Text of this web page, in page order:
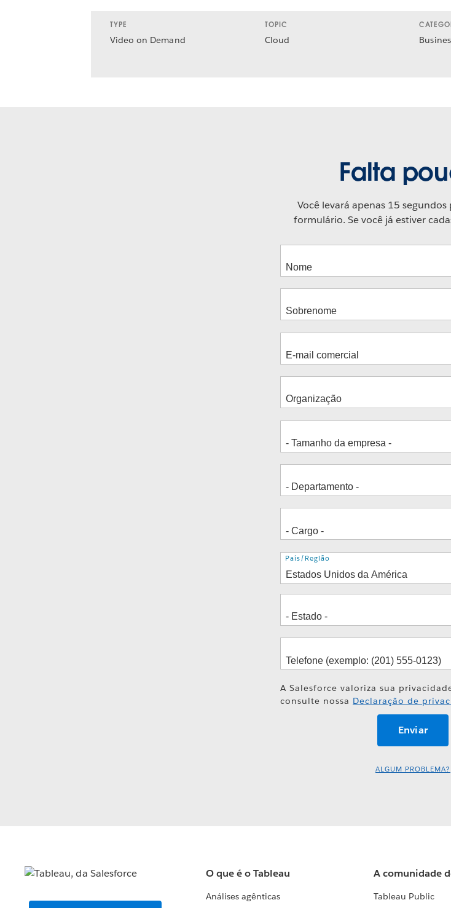
TYPE
Video on Demand
TOPIC
Cloud
Falta
Você levará apenas 15
formulário. Se você já estiver
Endereço
País/Região
A Salesforce valoriza sua
consulte nossa Declaração de
ALGUM PROBLEMA?
O que é o Tableau
Análises agênticas
A comunidade
Tableau Public